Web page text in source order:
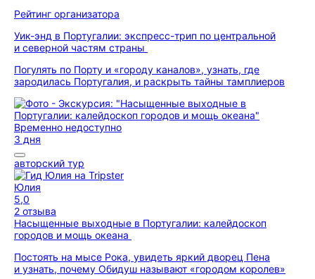
Рейтинг организатора
Уик-энд в Португалии: экспресс-трип по центральной
и северной частям страны
Погулять по Порту и «городу каналов», узнать, где
зародилась Португалия, и раскрыть тайны тамплиеров
Временно недоступно
3 дня
авторский тур
Юлия
5,0
2 отзыва
Насыщенные выходные в Португалии: калейдоскоп
городов и мощь океана
Постоять на мысе Рока, увидеть яркий дворец Пена
и узнать, почему Обидуш называют «городом королев»